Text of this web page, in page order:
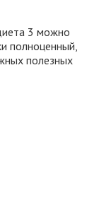
3 можно
полноценный,
полезных